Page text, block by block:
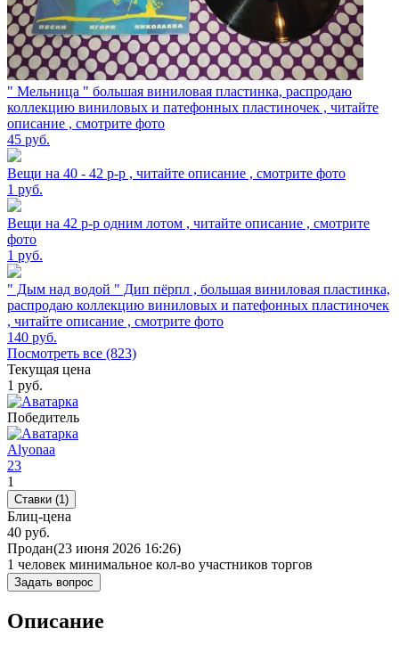
" Мельница " большая виниловая пластинка, распродаю
коллекцию виниловых и патефонных пластиночек , читайте
описание , смотрите фото
45 руб.
Вещи на 40 - 42 р-р , читайте описание , смотрите фото
1 руб.
Вещи на 42 р-р одним лотом , читайте описание , смотрите
фото
1 руб.
" Дым над водой " Дип пёрпл , большая виниловая пластинка,
распродаю коллекцию виниловых и патефонных пластиночек
, читайте описание , смотрите фото
140 руб.
Посмотреть все (823)
Текущая цена
1 руб.
Победитель
Alyonaa
23
1
Ставки (1)
Блиц-цена
40 руб.
Продан(23 июня 2026 16:26)
1 человек минимальное кол-во участников торгов
Задать вопрос
Описание